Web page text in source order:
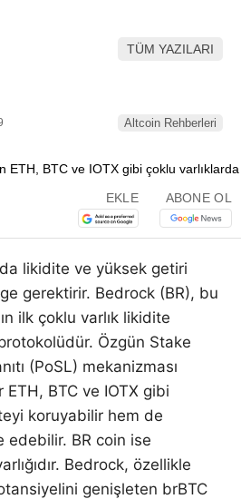
TÜM YAZILARI
Altcoin Rehberleri
EKLE ABONE OL
likidite ve yüksek getiri
gerektirir. Bedrock (BR), bu
ilk çoklu varlık likidite
Özgün Stake
(PoSL) mekanizması
ETH, BTC ve IOTX gibi
koruyabilir hem de
edebilir. BR coin ise
Bedrock, özellikle
genişleten brBTC